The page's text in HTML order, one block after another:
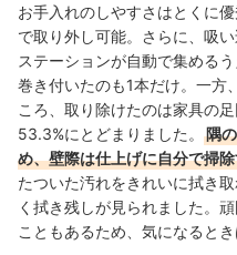
お手入れのしやすさはとくに
で取り外し可能。さらに、吸
ステーションが自動で集める
巻き付いたのも1本だけ。一方
ころ、取り除けたのは家具の
53.3%にとどまりました。
隅
め、壁際は仕上げに自分で掃
たついた汚れをきれいに拭き
く拭き残しが見られました。
こともあるため、気になると